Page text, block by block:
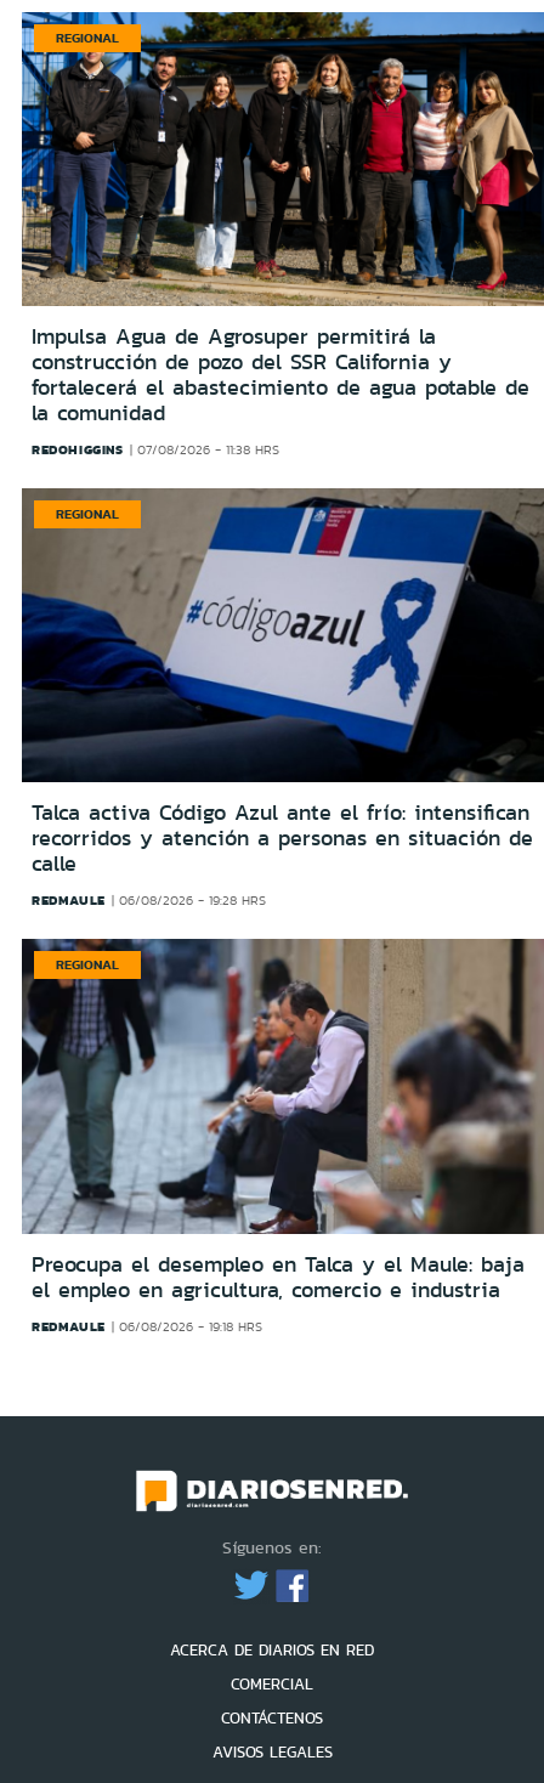
REGIONAL
Impulsa Agua de Agrosuper permitirá la
construcción de pozo del SSR California y
fortalecerá el abastecimiento de agua potable de
la comunidad
REDOHIGGINS 07/08/2026 - 11:38 HRS
REGIONAL
Talca activa Código Azul ante el frío: intensifican
recorridos y atención a personas en situación de
calle
REDMAULE 06/08/2026 - 19:28 HRS
REGIONAL
Preocupa el desempleo en Talca y el Maule: baja
el empleo en agricultura, comercio e industria
REDMAULE 06/08/2026 - 19:18 HRS
Síguenos en:
ACERCA DE DIARIOS EN RED
COMERCIAL
CONTÁCTENOS
AVISOS LEGALES